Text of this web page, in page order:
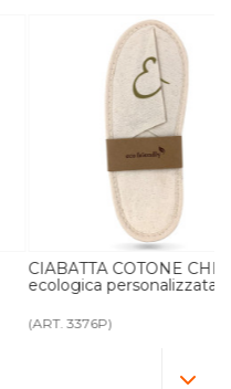
CIABATTA COTONE CHIUSA
ecologica personalizzata
(ART. 3376P)